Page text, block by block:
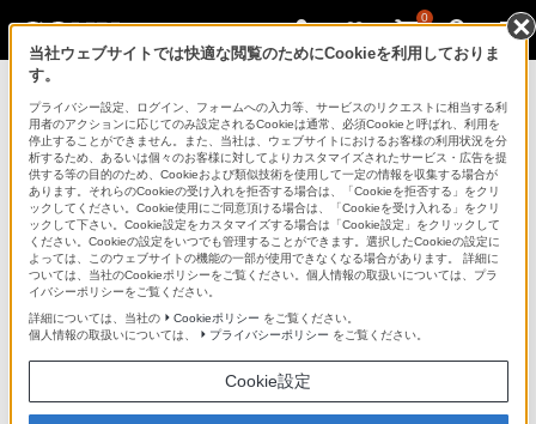
0
DR-BT63EX/DR-BT63EXP
iPhoneやスマートフォンなどの音楽をワイヤレスでリスニング。ワ
イヤレスオーディオレシーバーとインナーイヤーヘッドホンのセッ
当社ウェブサイトでは快適な閲覧のためにCookieを利用しておりま
す。
プライバシー設定、ログイン、フォームへの入力等、サービスのリクエストに相当する利
用者のアクションに応じてのみ設定されるCookieは通常、必須Cookieと呼ばれ、利用を
停止することができません。また、当社は、ウェブサイトにおけるお客様の利用状況を分
析するため、あるいは個々のお客様に対してよりカスタマイズされたサービス・広告を提
供する等の目的のため、Cookieおよび類似技術を使用して一定の情報を収集する場合が
あります。それらのCookieの受け入れを拒否する場合は、「Cookieを拒否する」をクリ
ックしてください。Cookie使用にご同意頂ける場合は、「Cookieを受け入れる」をクリ
ックして下さい。Cookie設定をカスタマイズする場合は「Cookie設定」をクリックして
ください。Cookieの設定をいつでも管理することができます。選択したCookieの設定に
よっては、このウェブサイトの機能の一部が使用できなくなる場合があります。 詳細に
ついては、当社のCookieポリシーをご覧ください。個人情報の取扱いについては、プラ
イバシーポリシーをご覧ください。
詳細については、当社の
Cookieポリシー をご覧ください。
個人情報の取扱いについては、
プライバシーポリシー をご覧ください。
Cookie設定